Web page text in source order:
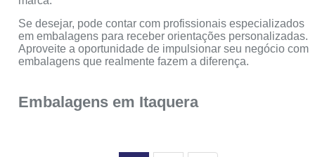
Se desejar, pode contar com profissionais especializados
em embalagens para receber orientações personalizadas.
Aproveite a oportunidade de impulsionar seu negócio com
embalagens que realmente fazem a diferença.
Embalagens em Itaquera